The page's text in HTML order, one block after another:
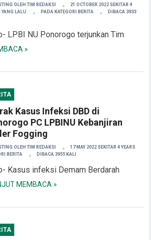
OLEHTIM REDAKSI
21 OCTOBER 2022 SEKITAR 4
YANG LALU
PADA KATEGORI BERITA
DIBACA 3933
LPBI NU Ponorogo terjunkan Tim
»
Kasus Infeksi DBD di
PC LPBINU Kebanjiran
Fogging
OLEHTIM REDAKSI
17 MAY 2022 SEKITAR 4 YEARS
BERITA DIBACA 3955 KALI
Kasus infeksi Demam Berdarah
MEMBACA »